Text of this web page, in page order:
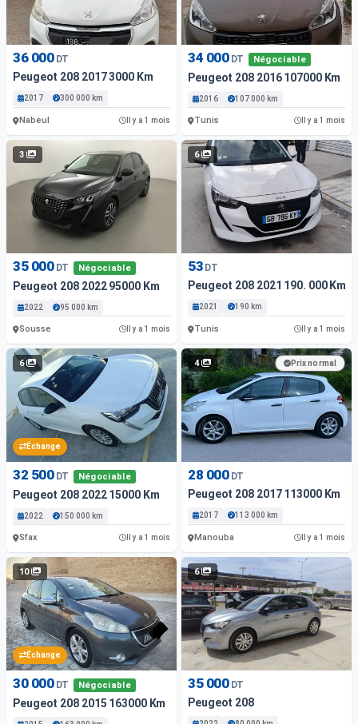
36 000 DT
Peugeot 208 2017 3000 Km
2017 300 000 km
Nabeul Il y a 1 mois
34 000 DT Négociable
Peugeot 208 2016 107000 Km
2016 107 000 km
Tunis Il y a 1 mois
3
35 000 DT Négociable
Peugeot 208 2022 95000 Km
2022 95 000 km
Sousse Il y a 1 mois
6
53 DT
Peugeot 208 2021 190. 000 Km
2021 190 km
Tunis Il y a 1 mois
6
Échange
32 500 DT Négociable
Peugeot 208 2022 15000 Km
2022 150 000 km
Sfax Il y a 1 mois
4 Prix normal
28 000 DT
Peugeot 208 2017 113000 Km
2017 113 000 km
Manouba Il y a 1 mois
10
Échange
30 000 DT Négociable
Peugeot 208 2015 163000 Km
6
35 000 DT
Peugeot 208